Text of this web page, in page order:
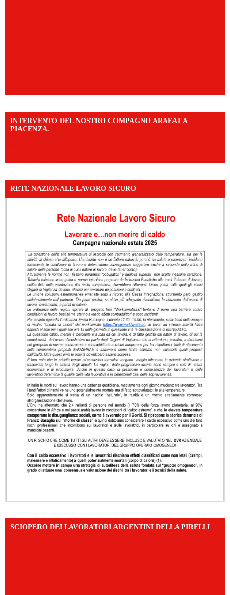
INTERVENTO DEL NOSTRO COMPAGNO ARAFAT A
PIACENZA.
RETE NAZIONALE LAVORO SICURO
SCIOPERO DEI LAVORATORI ARGENTINI DELLA PIRELLI